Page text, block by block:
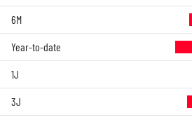
6M
Year-to-date
1J
3J